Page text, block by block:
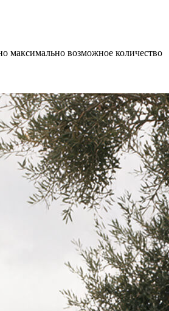
максимально возможное количество